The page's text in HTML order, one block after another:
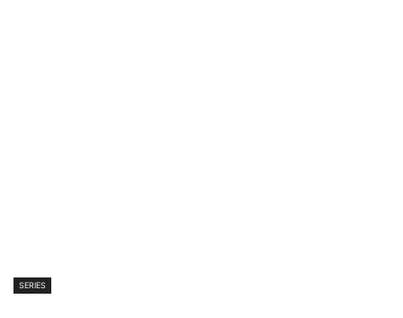
SERIES